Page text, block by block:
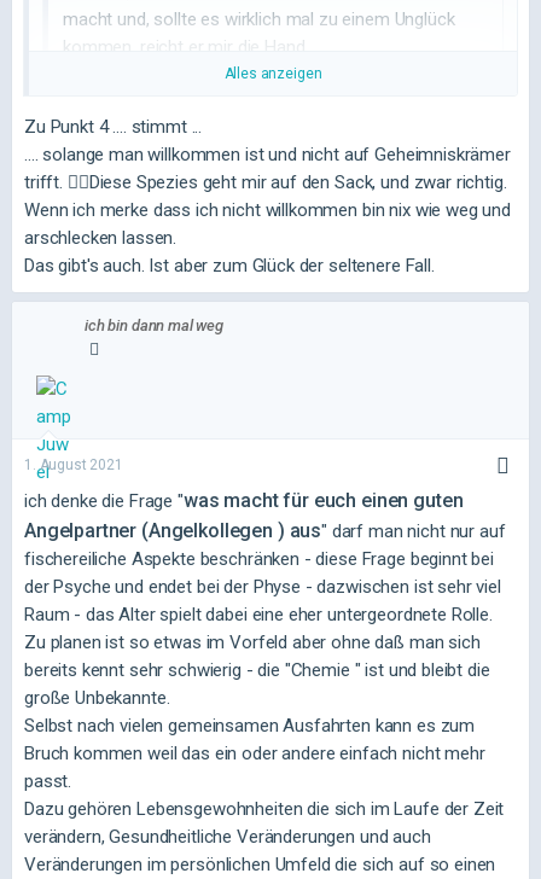
macht und, sollte es wirklich mal zu einem Unglück
kommen, reicht er mir die Hand.
2. Neidlos. Ich freue mich für jeden Fischer, wenn er
für mich gibt es die Regel, dass der erste Fisch der
WocheImmermeinem Bootspartner gehört. Im
Gegenzug kann ich es aber nicht brauchen, wenn mein
Bootspartner auf mich oder andere Teams neidisch
ist. Wir sind eine Familie.
3. Er muss Spaß verstehen. Ich bin ein Mensch, der viel
und gerne lacht. Ich teile aus, kann aber auch sehr gut
einstecken. Und genau so, muss mein Bootspartner
auch sein. Er muss einfach Spaß verstehen und das
vor allem auch, wenn es mal nicht so gut läuft
Bin so frei und kopiere quasi deine 3 Punkte, da sich diese
mit meinen perfekt decken! Hoffe das passt......?
Außerdem hat mich die Vergangenheit noch den Punkt 4
gelehrt.
Aufgeschlossenheit:
Das wichtigste am Fluss ist m. M. der
Erfahrungsaustausch mit den anderen Teams. Wie, was,
wo etc.
Für viele selbstverständlich, für andere ein Graus.
Alles anzeigen
Zu Punkt 4 .... stimmt ...
.... solange man willkommen ist und nicht auf Geheimniskrämer
trifft. 🤦‍♂️Diese Spezies geht mir auf den Sack, und zwar richtig.
Wenn ich merke dass ich nicht willkommen bin nix wie weg und
arschlecken lassen.
Das gibt's auch. Ist aber zum Glück der seltenere Fall.
ich bin dann mal weg
1. August 2021
ich denke die Frage "was macht für euch einen guten
Angelpartner (Angelkollegen ) aus" darf man nicht nur auf
fischereiliche Aspekte beschränken - diese Frage beginnt bei
der Psyche und endet bei der Physe - dazwischen ist sehr viel
Raum - das Alter spielt dabei eine eher untergeordnete Rolle.
Zu planen ist so etwas im Vorfeld aber ohne daß man sich
bereits kennt sehr schwierig - die "Chemie " ist und bleibt die
große Unbekannte.
Selbst nach vielen gemeinsamen Ausfahrten kann es zum
Bruch kommen weil das ein oder andere einfach nicht mehr
passt.
Dazu gehören Lebensgewohnheiten die sich im Laufe der Zeit
verändern, Gesundheitliche Veränderungen und auch
Veränderungen im persönlichen Umfeld die sich auf so einen